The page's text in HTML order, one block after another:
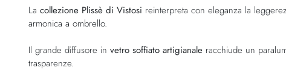
di
immagini
La collezione Plissè di Vistosi reinterpreta con eleganza la
armonica a ombrello.
Il grande diffusore in vetro soffiato artigianale racchiude un
trasparenze.